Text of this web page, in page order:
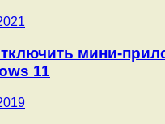
мини-
11